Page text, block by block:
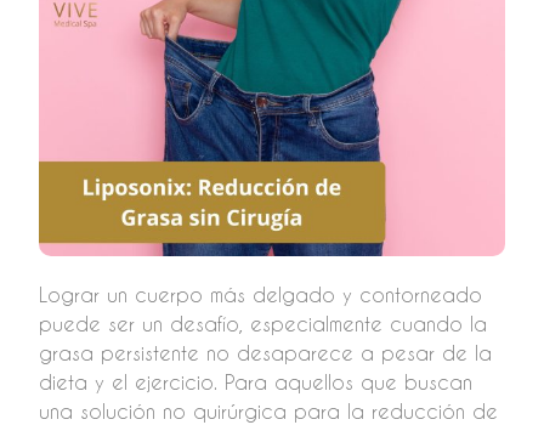
Lograr un cuerpo más delgado y contorneado
puede ser un desafío, especialmente cuando la
grasa persistente no desaparece a pesar de la
dieta y el ejercicio. Para aquellos que buscan
una solución no quirúrgica para la reducción de